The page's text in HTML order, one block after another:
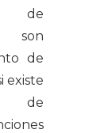
de
son
de
existe
de